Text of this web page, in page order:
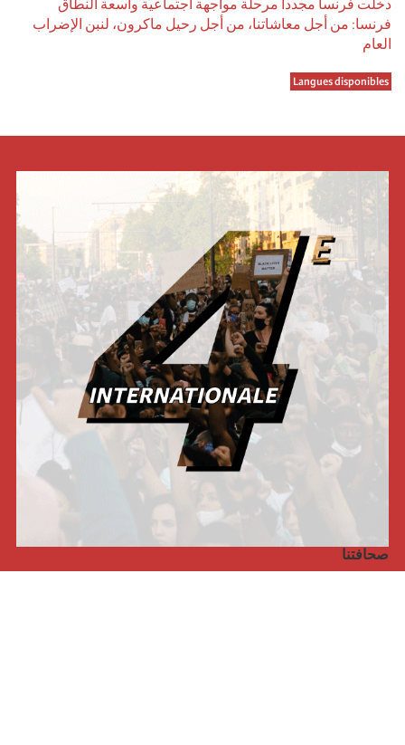
دخلت فرنسا مجددا مرحلة مواجهة اجتماعية واسعة النطاق
فرنسا: من أجل معاشاتنا، من أجل رحيل ماكرون، لنبن الإضراب
العام
Langues disponibles
صحافتنا